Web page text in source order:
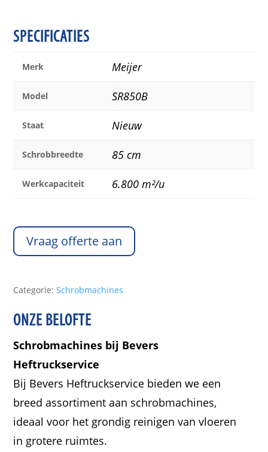
SPECIFICATIES
Merk Meijer
Model SR850B
Staat Nieuw
Schrobbreedte 85 cm
Werkcapaciteit 6.800 m²/u
Vraag offerte aan
Categorie:Schrobmachines
ONZE BELOFTE
Schrobmachines bij Bevers
Heftruckservice
Bij Bevers Heftruckservice bieden we een
breed assortiment aan schrobmachines,
ideaal voor het grondig reinigen van vloeren
in grotere ruimtes.